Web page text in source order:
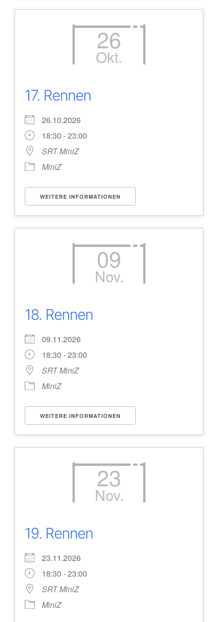
26
Okt.
17. Rennen
26.10.2026
18:30 - 23:00
SRT MiniZ
MiniZ
WEITERE INFORMATIONEN
09
Nov.
18. Rennen
09.11.2026
18:30 - 23:00
SRT MiniZ
MiniZ
WEITERE INFORMATIONEN
23
Nov.
19. Rennen
23.11.2026
18:30 - 23:00
SRT MiniZ
MiniZ